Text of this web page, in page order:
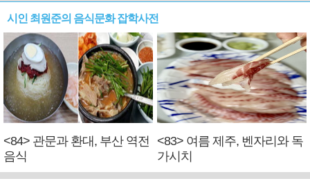
시인 최원준의 음식문화 잡학사전
<84> 관문과 환대, 부산 역전
음식
<83> 여름 제주, 벤자리와 독
가시치